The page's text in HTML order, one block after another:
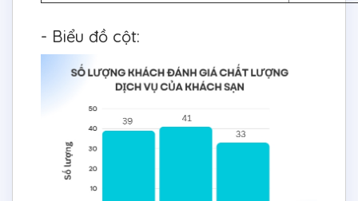
- Biểu đồ cột: